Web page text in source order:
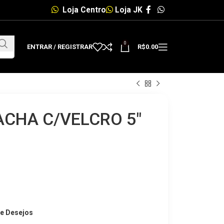
Loja Centro Loja JK
ENTRAR / REGISTRAR
0
R$0.00
C/VELCRO 5″
Desejos